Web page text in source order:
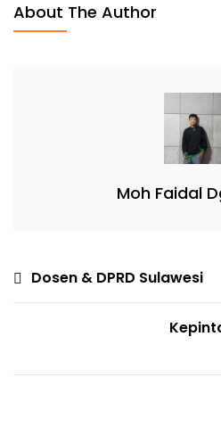
About The Author
Moh Faidal
Dosen & DPRD Sulawesi